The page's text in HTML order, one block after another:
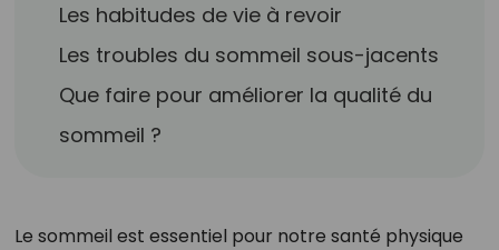
Les habitudes de vie à revoir
Les troubles du sommeil sous-jacents
Que faire pour améliorer la qualité du
sommeil ?
Le sommeil est essentiel pour notre santé physique